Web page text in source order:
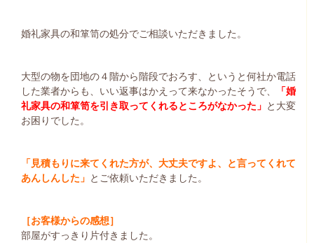
婚礼家具の和箪笥の処分でご相談いただきました。
大型の物を団地の４階から階段でおろす、というと何社か電話
した業者からも、いい返事はかえって来なかったそうで、
「婚
礼家具の和箪笥を引き取ってくれるところがなかった」 と大変
お困りでした。
「見積もりに来てくれた方が、大丈夫ですよ、と言ってくれて
あんしんした」 とご依頼いただきました。
［お客様からの感想］
部屋がすっきり片付きました。